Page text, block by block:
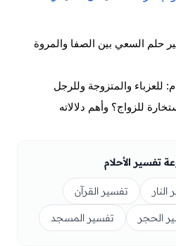
دلالة تفسير حلم السعي بين الصفا والمروة
للعزباء والمتزوجة وللرجل
للزواج؟ وأهم دلالاته
تفسير الأحلام
تفسير القرآن
الحجر تفسير المسجد